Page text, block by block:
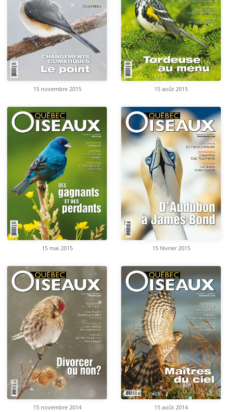
15 novembre 2015 15 août 2015
15 mai 2015 15 février 2015
15 novembre 2014 15 août 2014